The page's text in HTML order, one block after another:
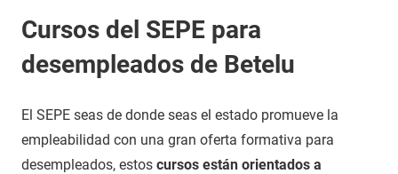
Cursos del SEPE para
desempleados de Betelu
El SEPE seas de donde seas el estado promueve la
empleabilidad con una gran oferta formativa para
desempleados, estos cursos están orientados a